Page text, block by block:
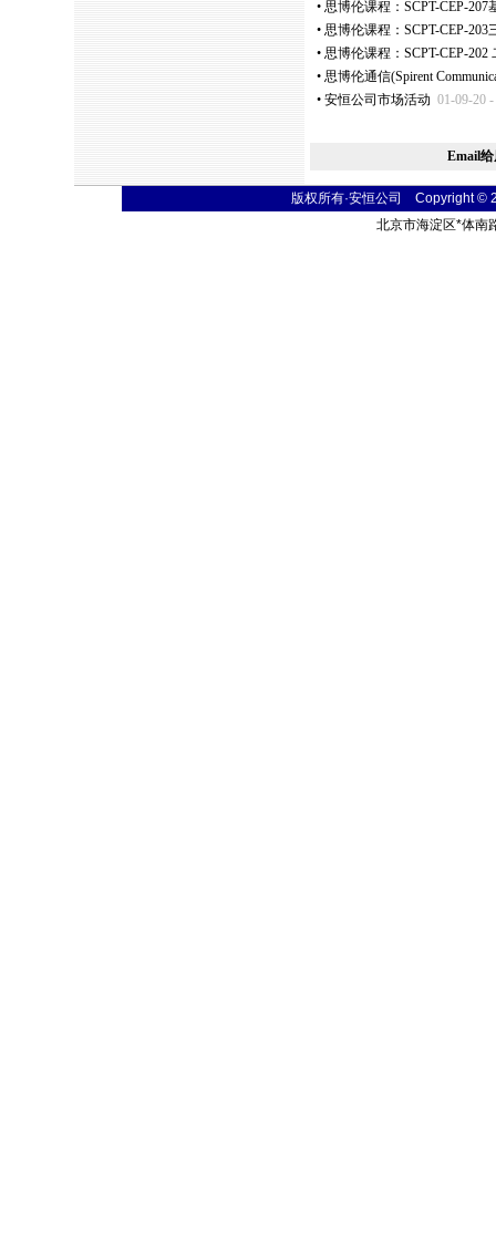
• 思博伦课程：SCPT-CEP-207
• 思博伦课程：SCPT-CEP-
• 思博伦课程：SCPT-CEP-
• 思博伦通信(Spirent
• 安恒公司市场活动 01-09-20
Email
版权所有·安恒公司 Copyright
北京市海淀区*体南